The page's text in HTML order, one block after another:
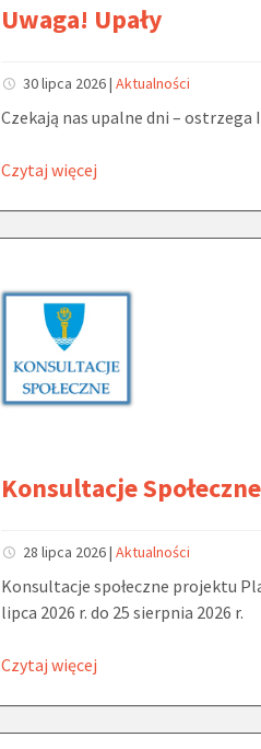
Uwaga! Upały
30 lipca 2026|Aktualności
Czekają nas upalne dni – ostrzega
Czytaj więcej
Konsultacje
28 lipca 2026|Aktualności
Konsultacje społeczne projektu
lipca 2026 r. do 25 sierpnia 2026 r.
Czytaj więcej